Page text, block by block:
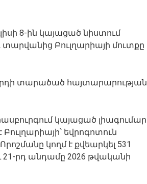
8-ին կայացած նիստում
Բուլղարիայի մուտքը
տարածած հայտարարության
կայացած լիագումար
եվրոգոտուն
կողմ է քվեարկել 531
րդ անդամը 2026 թվականի